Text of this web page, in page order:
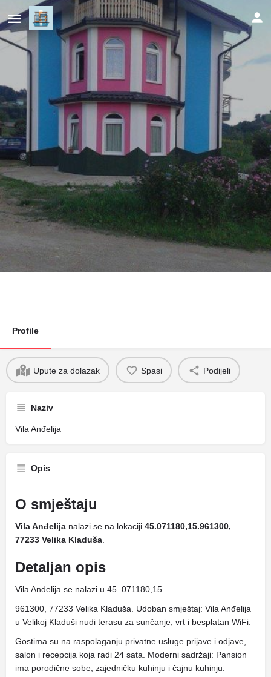
Vila Anđelija
Profile
Upute za dolazak Spasi Podijeli
Naziv
Vila Anđelija
Opis
O smještaju
Vila Anđelija nalazi se na lokaciji 45.071180,15.961300,
77233 Velika Kladuša
Detaljan opis
Vila Anđelija se nalazi u 45. 071180,15.
961300, 77233 Velika Kladuša. Udoban smještaj: Vila Anđelija
u Velikoj Kladuši nudi terasu za sunčanje, vrt i besplatan WiFi.
Gostima su na raspolaganju privatne usluge prijave i odjave,
salon i recepcija koja radi 24 sata. Moderni sadržaji: Pansion
ima porodične sobe, zajedničku kuhinju i čajnu kuhinju.